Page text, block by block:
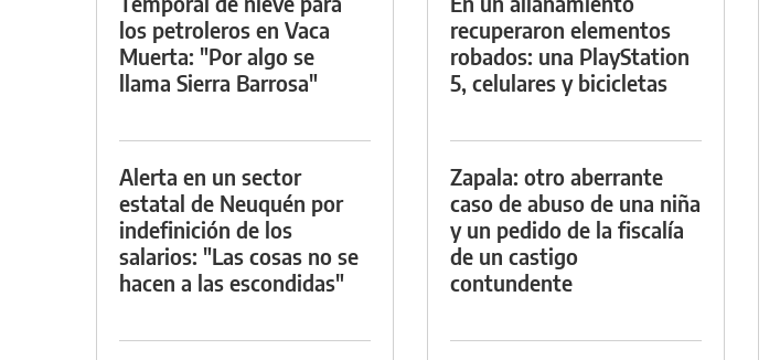
los petroleros en Vaca
Muerta: "Por algo se
llama Sierra Barrosa"
Alerta en un sector
estatal de Neuquén por
indefinición de los
salarios: "Las cosas no se
hacen a las escondidas"
recuperaron elementos
robados: una PlayStation
5, celulares y bicicletas
Zapala: otro aberrante
caso de abuso de una niña
y un pedido de la fiscalía
de un castigo
contundente